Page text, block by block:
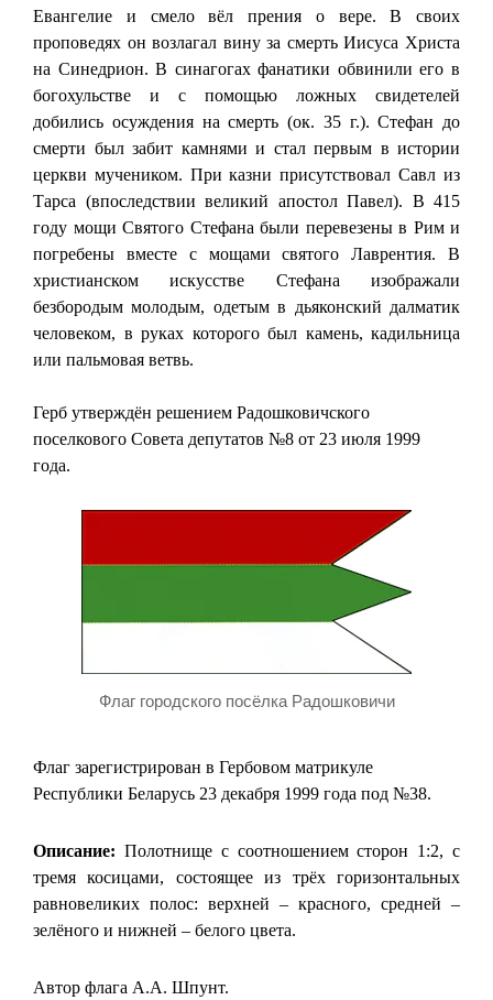
Евангелие и смело вёл прения о вере. В своих
проповедях он возлагал вину за смерть Иисуса Христа
на Синедрион. В синагогах фанатики обвинили его в
богохульстве и с помощью ложных свидетелей
добились осуждения на смерть (ок. 35 г.). Стефан до
смерти был забит камнями и стал первым в истории
церкви мучеником. При казни присутствовал Савл из
Тарса (впоследствии великий апостол Павел). В 415
году мощи Святого Стефана были перевезены в Рим и
погребены вместе с мощами святого Лаврентия. В
христианском искусстве Стефана изображали
безбородым молодым, одетым в дьяконский далматик
человеком, в руках которого был камень, кадильница
или пальмовая ветвь.
Герб утверждён решением Радошковичского
поселкового Совета депутатов №8 от 23 июля 1999
года.
Флаг городского посёлка Радошковичи
Флаг зарегистрирован в Гербовом матрикуле
Республики Беларусь 23 декабря 1999 года под №38.
Описание: Полотнище с соотношением сторон 1:2, с
тремя косицами, состоящее из трёх горизонтальных
равновеликих полос: верхней – красного, средней –
зелёного и нижней – белого цвета.
Автор флага А.А. Шпунт.